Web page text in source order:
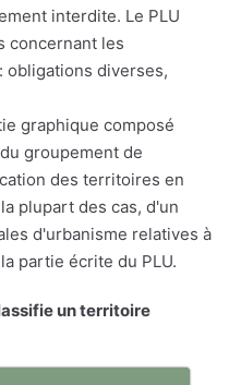
interdite. Le PLU
concernant les
obligations diverses,
graphique composé
groupement de
des territoires en
plupart des cas, d'un
d'urbanisme relatives à
partie écrite du PLU.
un territoire